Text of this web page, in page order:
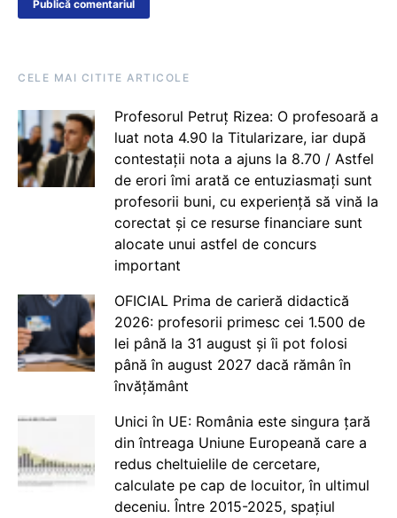
CELE MAI CITITE ARTICOLE
Profesorul Petruț Rizea: O profesoară a
luat nota 4.90 la Titularizare, iar după
contestații nota a ajuns la 8.70 / Astfel
de erori îmi arată ce entuziasmați sunt
profesorii buni, cu experiență să vină la
corectat și ce resurse financiare sunt
alocate unui astfel de concurs
important
OFICIAL Prima de carieră didactică
2026: profesorii primesc cei 1.500 de
lei până la 31 august și îi pot folosi
până în august 2027 dacă rămân în
învățământ
Unici în UE: România este singura țară
din întreaga Uniune Europeană care a
redus cheltuielile de cercetare,
calculate pe cap de locuitor, în ultimul
deceniu. Între 2015-2025, spațiul